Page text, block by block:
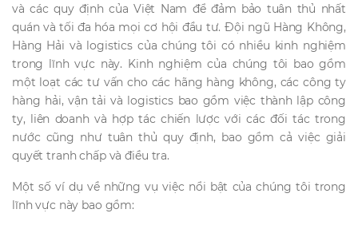
và các quy định của Việt Nam để đảm bảo tuân thủ nhất
quán và tối đa hóa mọi cơ hội đầu tư. Đội ngũ Hàng Không,
Hàng Hải và logistics của chúng tôi có nhiều kinh nghiệm
trong lĩnh vực này. Kinh nghiệm của chúng tôi bao gồm
một loạt các tư vấn cho các hãng hàng không, các công ty
hàng hải, vận tải và logistics bao gồm việc thành lập công
ty, liên doanh và hợp tác chiến lược với các đối tác trong
nước cũng như tuân thủ quy định, bao gồm cả việc giải
quyết tranh chấp và điều tra.
Một số ví dụ về những vụ việc nổi bật của chúng tôi trong
lĩnh vực này bao gồm: